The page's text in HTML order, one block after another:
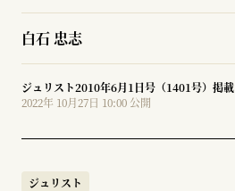
白石 忠志
ジュリスト2010年6月1日号（1401号）掲載
2022年 10月27日 10:00 公開
ジュリスト